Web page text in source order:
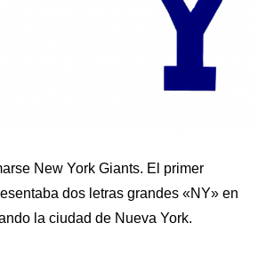
New York Giants. El primer
dos letras grandes «NY» en
la ciudad de Nueva York.